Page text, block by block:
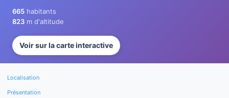
665 habitants
823 m d'altitude
Voir sur la carte interactive
Localisation
Présentation